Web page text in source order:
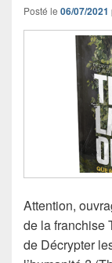
Posté le 06/07/2021
Attention,
de la franchise
de Décrypter